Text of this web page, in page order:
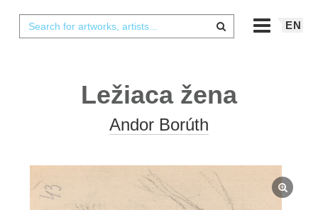
EN
Ležiaca žena
Andor Borúth